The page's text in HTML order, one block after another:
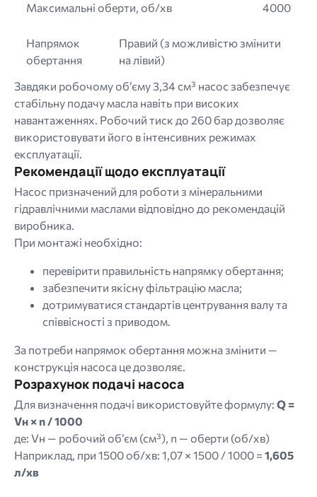
Максимальні оберти, об/хв 4000
Напрямок
обертання
Правий (з можливістю змінити
на лівий)
Завдяки робочому об’єму 3,34 см³ насос забезпечує
стабільну подачу масла навіть при високих
навантаженнях. Робочий тиск до 260 бар дозволяє
використовувати його в інтенсивних режимах
експлуатації.
Рекомендації щодо експлуатації
Насос призначений для роботи з мінеральними
гідравлічними маслами відповідно до рекомендацій
виробника.
При монтажі необхідно:
перевірити правильність напрямку обертання;
забезпечити якісну фільтрацію масла;
дотримуватися стандартів центрування валу та
співвісності з приводом.
За потреби напрямок обертання можна змінити —
конструкція насоса це дозволяє.
Розрахунок подачі насоса
Для визначення подачі використовуйте формулу: Q =
Vн × n / 1000
де: Vн — робочий об’єм (см³), n — оберти (об/хв)
Наприклад, при 1500 об/хв: 1,07 × 1500 / 1000 = 1,605
л/хв